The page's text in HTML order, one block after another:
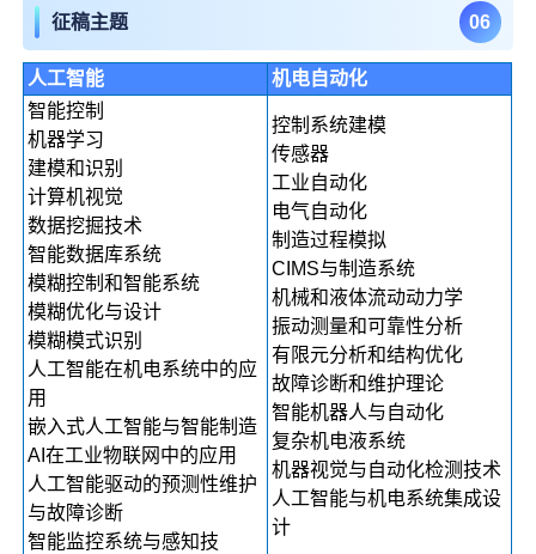
征稿主题 06
人工智能
机电自动化
智能控制
机器学习
建模和识别
计算机视觉
数据挖掘技术
智能数据库系统
模糊控制和智能系统
模糊优化与设计
模糊模式识别
人工智能在机电系统中的应
用
嵌入式人工智能与智能制造
AI在工业物联网中的应用
人工智能驱动的预测性维护
与故障诊断
智能监控系统与感知技
控制系统建模
传感器
工业自动化
电气自动化
制造过程模拟
CIMS与制造系统
机械和液体流动动力学
振动测量和可靠性分析
有限元分析和结构优化
故障诊断和维护理论
智能机器人与自动化
复杂机电液系统
机器视觉与自动化检测技术
人工智能与机电系统集成设
计